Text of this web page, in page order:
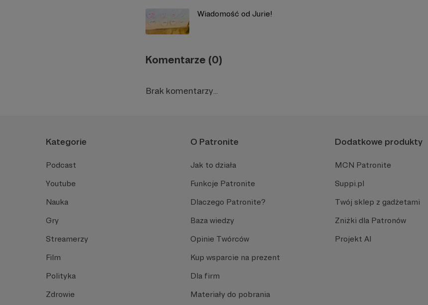
Wiadomość od Jurie!
Komentarze (0)
Brak komentarzy...
Kategorie
Podcast
Youtube
Nauka
Gry
Streamerzy
Film
Polityka
Zdrowie
O Patronite
Jak to działa
Funkcje Patronite
Dlaczego Patronite?
Baza wiedzy
Opinie Twórców
Kup wsparcie na prezent
Dla firm
Materiały do pobrania
Dodatkowe produkty
MCN Patronite
Suppi.pl
Twój sklep z gadżetami
Zniżki dla Patronów
Projekt AI